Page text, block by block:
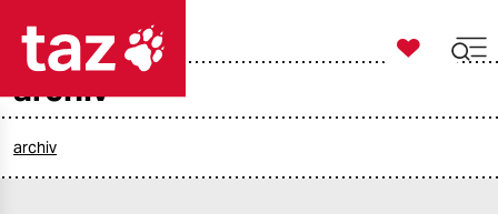

taz zahl ich
archiv
archiv